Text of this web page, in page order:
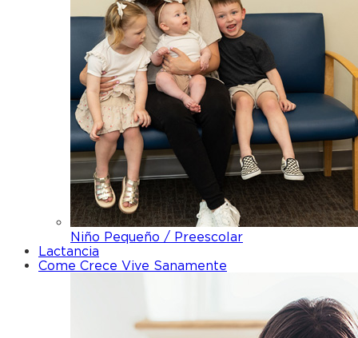
Niño Pequeño / Preescolar
Lactancia
Come Crece Vive Sanamente